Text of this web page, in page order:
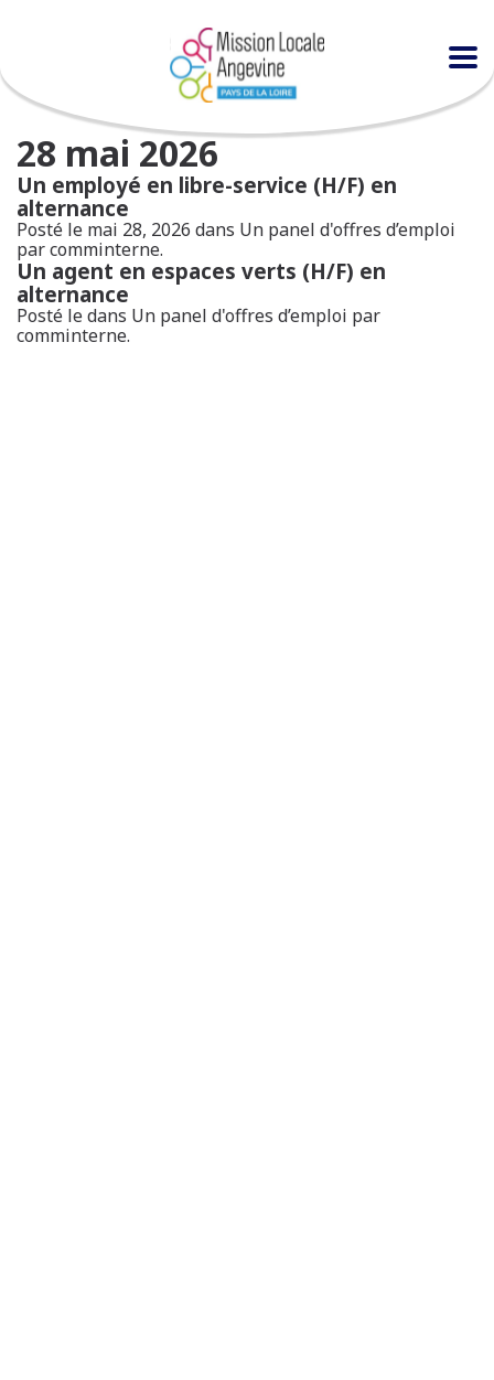
28 mai 2026
Un employé en libre-service (H/F) en
alternance
Posté le mai 28, 2026 dans Un panel d'offres d’emploi
par comminterne.
Un agent en espaces verts (H/F) en
alternance
Posté le dans Un panel d'offres d’emploi par
comminterne.